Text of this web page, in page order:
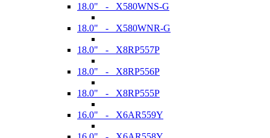
18.0" - X580WNS-G
18.0" - X580WNR-G
18.0" - X8RP557P
18.0" - X8RP556P
18.0" - X8RP555P
16.0" - X6AR559Y